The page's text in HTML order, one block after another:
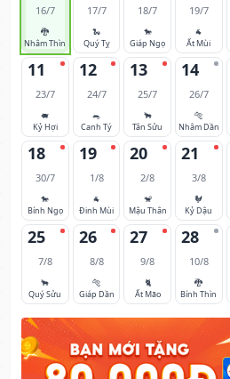
16/7
🐉
Nhâm Thìn
17/7
🐍
Quý Tỵ
18/7
🐎
Giáp Ngọ
19/7
🐐
Ất Mùi
11
23/7
🐖
Kỷ Hợi
12
24/7
🐀
Canh Tý
13
25/7
🐂
Tân Sửu
14
26/7
🐅
Nhâm Dần
18
30/7
🐎
Bính Ngọ
19
1/8
🐐
Đinh Mùi
20
2/8
🐒
Mậu Thân
21
3/8
🐓
Kỷ Dậu
25
7/8
🐂
Quý Sửu
26
8/8
🐅
Giáp Dần
27
9/8
🐈
Ất Mão
28
10/8
🐉
Bính Thìn